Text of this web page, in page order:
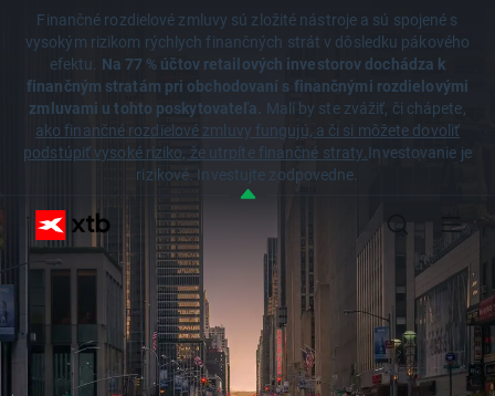
Finančné rozdielové zmluvy sú zložité nástroje a sú spojené s
vysokým rizikom rýchlych finančných strát v dôsledku pákového
efektu. Na 77 % účtov retailových investorov dochádza k
finančným stratám pri obchodovaní s finančnými rozdielovými
zmluvami u tohto poskytovateľa. Mali by ste zvážiť, či chápete,
ako finančné rozdielové zmluvy fungujú, a či si môžete dovoliť
podstúpiť vysoké riziko, že utrpíte finančné straty.Investovanie je
rizikové. Investujte zodpovedne.